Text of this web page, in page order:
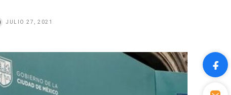
JULIO 27, 2021